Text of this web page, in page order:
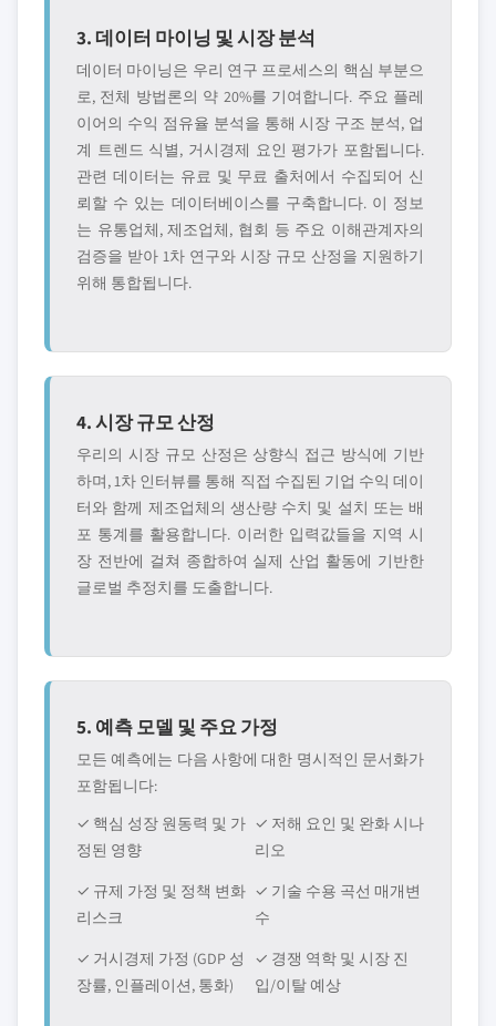
3. 데이터 마이닝 및 시장 분석
데이터 마이닝은 우리 연구 프로세스의 핵심 부분으
로, 전체 방법론의 약 20%를 기여합니다. 주요 플레
이어의 수익 점유율 분석을 통해 시장 구조 분석, 업
계 트렌드 식별, 거시경제 요인 평가가 포함됩니다.
관련 데이터는 유료 및 무료 출처에서 수집되어 신
뢰할 수 있는 데이터베이스를 구축합니다. 이 정보
는 유통업체, 제조업체, 협회 등 주요 이해관계자의
검증을 받아 1차 연구와 시장 규모 산정을 지원하기
위해 통합됩니다.
4. 시장 규모 산정
우리의 시장 규모 산정은 상향식 접근 방식에 기반
하며, 1차 인터뷰를 통해 직접 수집된 기업 수익 데이
터와 함께 제조업체의 생산량 수치 및 설치 또는 배
포 통계를 활용합니다. 이러한 입력값들을 지역 시
장 전반에 걸쳐 종합하여 실제 산업 활동에 기반한
글로벌 추정치를 도출합니다.
5. 예측 모델 및 주요 가정
모든 예측에는 다음 사항에 대한 명시적인 문서화가
포함됩니다:
✓ 핵심 성장 원동력 및 가
정된 영향
✓ 저해 요인 및 완화 시나
리오
✓ 규제 가정 및 정책 변화
리스크
✓ 기술 수용 곡선 매개변
수
✓ 거시경제 가정 (GDP 성
장률, 인플레이션, 통화)
✓ 경쟁 역학 및 시장 진
입/이탈 예상